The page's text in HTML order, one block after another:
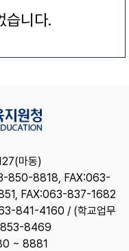
습니다.
마동)
850-8818, FAX:063-
FAX:063-837-1682
841-4160 / (학교업무
853-8469
~ 8881